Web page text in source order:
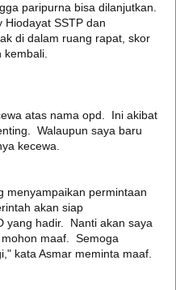
paripurna bisa dilanjutkan.
Hiodayat SSTP dan
di dalam ruang rapat, skor
atas nama opd. Ini akibat
Walaupun saya baru
kecewa.
menyampaikan permintaan
akan siap
yang hadir. Nanti akan saya
maaf. Semoga
kata Asmar meminta maaf.